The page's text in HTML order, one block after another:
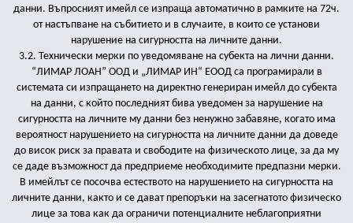
данни. Въпросният имейл се изпраща автоматично в рамките на 72ч.
от настъпване на събитието и в случаите, в които се установи
нарушение на сигурността на личните данни.
3.2. Технически мерки по уведомяване на субекта на лични данни.
“ЛИМАР ЛОАН” ООД и „ЛИМАР ИН“ ЕООД са програмирали в
системата си изпращането на директно генериран имейл до субекта
на данни, с който последният бива уведомен за нарушение на
сигурността на личните му данни без ненужно забавяне, когато има
вероятност нарушението на сигурността на личните данни да доведе
до висок риск за правата и свободите на физическото лице, за да му
се даде възможност да предприеме необходимите предпазни мерки.
В имейлът се посочва естеството на нарушението на сигурността на
личните данни, както и се дават препоръки на засегнатото физическо
лице за това как да ограничи потенциалните неблагоприятни